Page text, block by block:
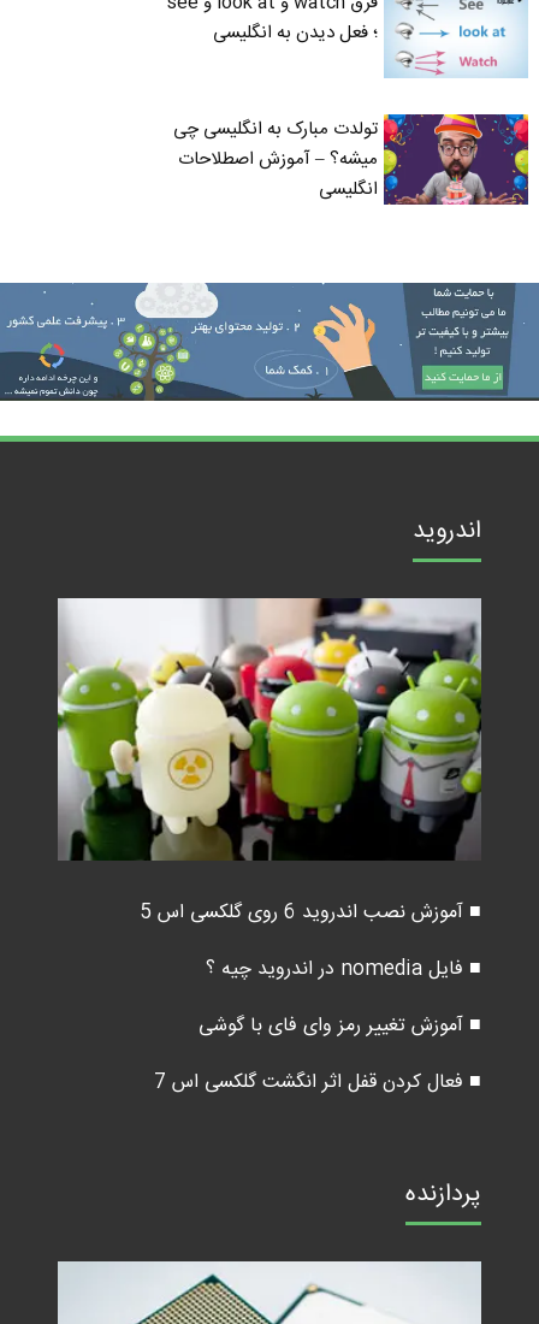
؛ فعل دیدن به انگلیسی
تولدت مبارک به انگلیسی چی
میشه؟ – آموزش اصطلاحات
انگلیسی
اندروید
■ آموزش نصب اندروید 6 روی گلکسی اس 5
■ فایل nomedia در اندروید چیه ؟
■ آموزش تغییر رمز وای فای با گوشی
■ فعال کردن قفل اثر انگشت گلکسی اس 7
پردازنده